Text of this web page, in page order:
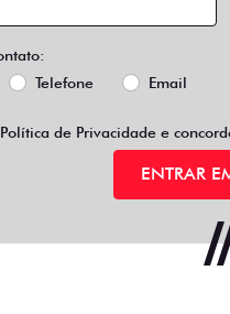
Telefone Email
Política de Privacidadee
ENTRAR